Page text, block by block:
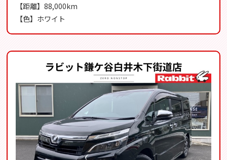
【距離】88,000km
【色】ホワイト